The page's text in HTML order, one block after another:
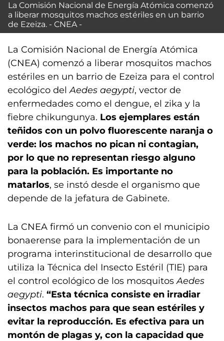
La Comisión Nacional de Energía Atómica comenzó
a liberar mosquitos machos estériles en un barrio
de Ezeiza. - CNEA -
La Comisión Nacional de Energía Atómica
(CNEA) comenzó a liberar mosquitos machos
estériles en un barrio de Ezeiza para el control
ecológico delAedes aegypti, vector de
enfermedades como el dengue, el zika y la
fiebre chikungunya. Los ejemplares están
teñidos con un polvo fluorescente naranja o
verde: los machos no pican ni contagian,
por lo que no representan riesgo alguno
para la población. Es importante no
matarlos, se instó desde el organismo que
depende de la jefatura de Gabinete.
La CNEA firmó un convenio con el municipio
bonaerense para la implementación de un
programa interinstitucional de desarrollo que
utiliza la Técnica del Insecto Estéril (TIE) para
el control ecológico de los mosquitosAedes
aegypti. “Esta técnica consiste en irradiar
insectos machos para que sean estériles y
evitar la reproducción. Es efectiva para un
montón de plagas y, con la capacidad que